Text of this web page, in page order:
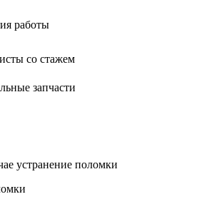
работы
со стажем
запчасти
устранение поломки